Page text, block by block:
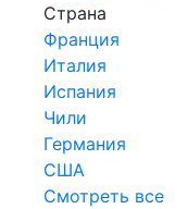
Страна
Франция
Италия
Испания
Чили
Германия
США
Смотреть все